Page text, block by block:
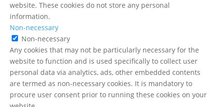
website. These cookies do not store any personal
information.
Non-necessary
Non-necessary
Any cookies that may not be particularly necessary for the
website to function and is used specifically to collect user
personal data via analytics, ads, other embedded contents
are termed as non-necessary cookies. It is mandatory to
procure user consent prior to running these cookies on your